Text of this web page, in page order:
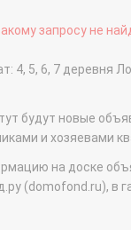
запросу не
4, 5, 6, 7
будут новые
и хозяевами
на доске
(domofond.ru), в